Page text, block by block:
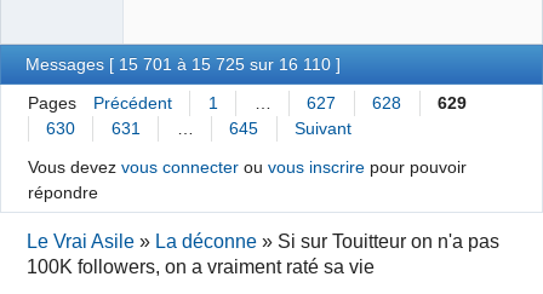
Messages [ 15 701 à 15 725 sur 16 110 ]
Pages Précédent 1 … 627 628
629
630
631 … 645
Suivant
Vous devez vous connecterou vous inscrirepour pouvoir
répondre
Le Vrai Asile » La déconne » Si sur Touitteur on n'a pas
100K followers, on a vraiment raté sa vie